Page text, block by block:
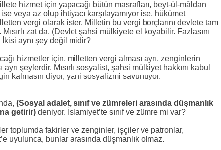
hizmet için yapacağı bütün masrafları, beyt-ül-mâldan
veya az olup ihtiyacı karşılayamıyor ise, hükümet
vergi olarak ister. Milletin bu vergi borçlarını devlete tam
zat da, (Devlet şahsi mülkiyete el koyabilir. Fazlasını
aynı şey değil midir?
hizmetler için, milletten vergi alması ayrı, zenginlerin
şeylerdir. Mısırlı sosyalist, şahsi mülkiyet hakkını kabul
kalmasın diyor, yani sosyalizmi savunuyor.
(Sosyal adalet, sınıf ve zümreleri arasında düşmanlık
getirir) deniyor. İslamiyet’te sınıf ve zümre mi var?
toplumda fakirler ve zenginler, işçiler ve patronlar,
uyulunca, bunlar arasında düşmanlık olmaz.